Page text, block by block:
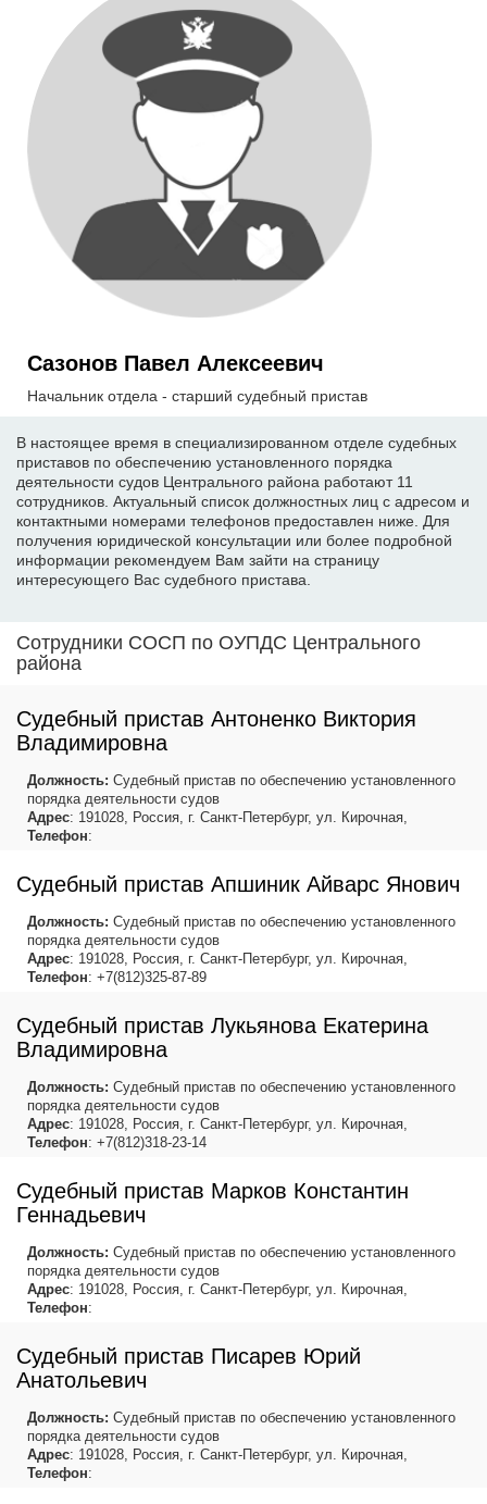
Сазонов Павел Алексеевич
Начальник отдела - старший судебный пристав
В настоящее время в специализированном отделе судебных
приставов по обеспечению установленного порядка
деятельности судов Центрального района работают 11
сотрудников. Актуальный список должностных лиц с адресом и
контактными номерами телефонов предоставлен ниже. Для
получения юридической консультации или более подробной
информации рекомендуем Вам зайти на страницу
интересующего Вас судебного пристава.
Сотрудники СОСП по ОУПДС Центрального
района
Судебный пристав Антоненко Виктория
Владимировна
Должность: Судебный пристав по обеспечению установленного
порядка деятельности судов
Адрес: 191028, Россия, г. Санкт-Петербург, ул. Кирочная,
Телефон:
Судебный пристав Апшиник Айварс Янович
Должность: Судебный пристав по обеспечению установленного
порядка деятельности судов
Адрес: 191028, Россия, г. Санкт-Петербург, ул. Кирочная,
Телефон: +7(812)325-87-89
Судебный пристав Лукьянова Екатерина
Владимировна
Должность: Судебный пристав по обеспечению установленного
порядка деятельности судов
Адрес: 191028, Россия, г. Санкт-Петербург, ул. Кирочная,
Телефон: +7(812)318-23-14
Судебный пристав Марков Константин
Геннадьевич
Должность: Судебный пристав по обеспечению установленного
порядка деятельности судов
Адрес: 191028, Россия, г. Санкт-Петербург, ул. Кирочная,
Телефон:
Судебный пристав Писарев Юрий
Анатольевич
Должность: Судебный пристав по обеспечению установленного
порядка деятельности судов
Адрес: 191028, Россия, г. Санкт-Петербург, ул. Кирочная,
Телефон: